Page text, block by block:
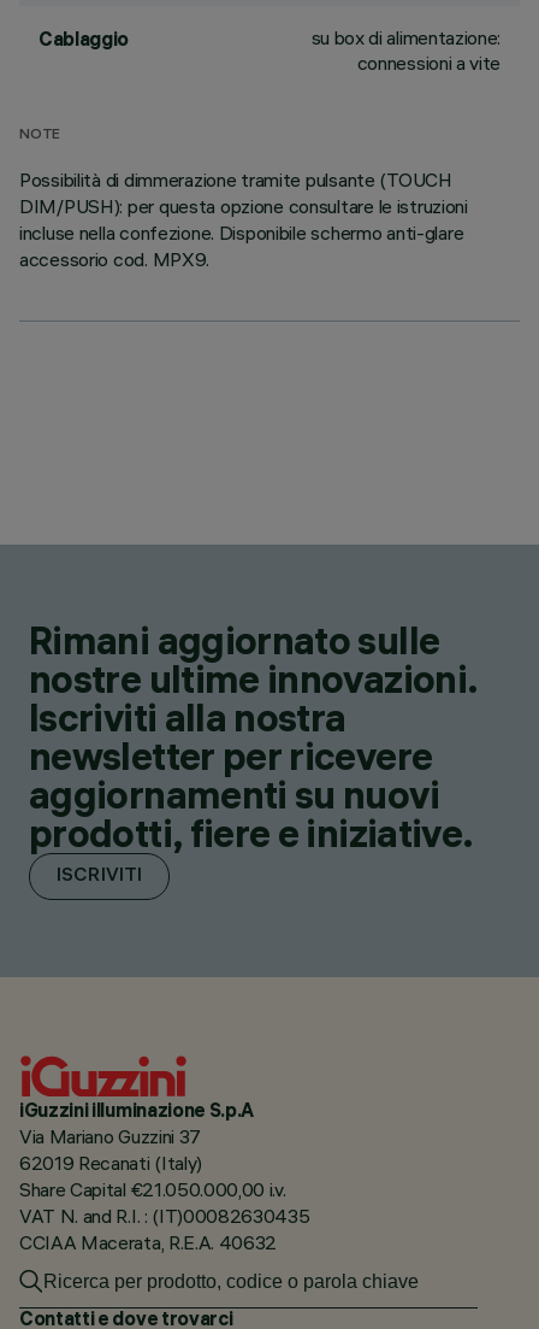
Cablaggio
su box di alimentazione:
connessioni a vite
NOTE
Possibilità di dimmerazione tramite pulsante (TOUCH
DIM/PUSH): per questa opzione consultare le istruzioni
incluse nella confezione. Disponibile schermo anti-glare
accessorio cod. MPX9.
Rimani aggiornato sulle
nostre ultime innovazioni.
Iscriviti alla nostra
newsletter per ricevere
aggiornamenti su nuovi
prodotti, fiere e iniziative.
ISCRIVITI
iGuzzini illuminazione S.p.A
Via Mariano Guzzini 37
62019 Recanati (Italy)
Share Capital €21.050.000,00 i.v.
VAT N. and R.I. : (IT)00082630435
CCIAA Macerata, R.E.A. 40632
Contatti e dove trovarci